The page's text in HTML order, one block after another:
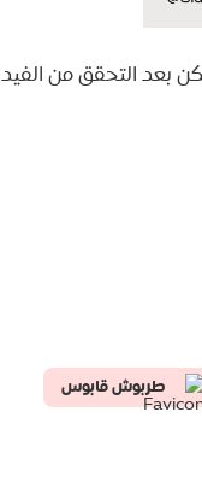
بعد التحقق من
طربوش قابوس